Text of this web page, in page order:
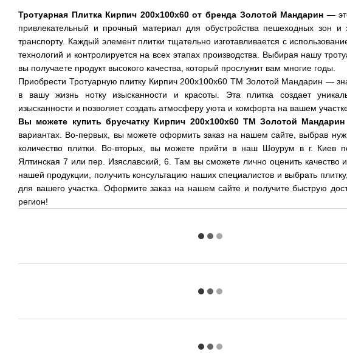
Тротуарная Плитка Кирпич 200х100х60 от бренда Золотой Мандарин —
привлекательный и прочный материал для обустройства пешеходных зон и
транспорту. Каждый элемент плитки тщательно изготавливается с
технологий и контролируется на всех этапах производства. Выбирая нашу
вы получаете продукт высокого качества, который прослужит вам многие годы.
Приобрести Тротуарную плитку Кирпич 200х100х60 ТМ Золотой Мандарин —
в вашу жизнь нотку изысканности и красоты. Эта плитка создает
изысканности и позволяет создать атмосферу уюта и комфорта на вашем
Вы можете купить брусчатку Кирпич 200х100х60 ТМ Золотой Мандарин
вариантах. Во-первых, вы можете оформить заказ на нашем сайте, выбрав
количество плитки. Во-вторых, вы можете прийти в наш Шоурум в г. Киев
Ялтинская 7 или пер. Изяславский, 6. Там вы сможете лично оценить качество
нашей продукции, получить консультацию наших специалистов и выбрать
для вашего участка. Оформите заказ на нашем сайте и получите быструю
регион!